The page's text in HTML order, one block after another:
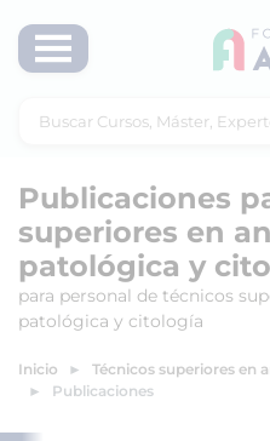
Publicaciones
superiores en
patológica y
para personal de técnicos
patológica y citología
Inicio
Técnicos superiores en
Publicaciones